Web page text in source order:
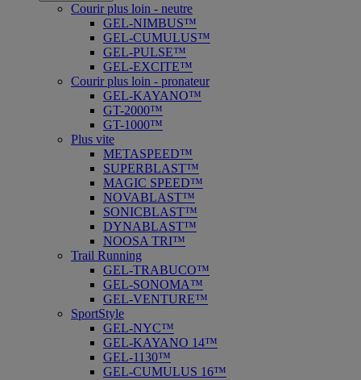
Courir plus loin - neutre
GEL-NIMBUS™
GEL-CUMULUS™
GEL-PULSE™
GEL-EXCITE™
Courir plus loin - pronateur
GEL-KAYANO™
GT-2000™
GT-1000™
Plus vite
METASPEED™
SUPERBLAST™
MAGIC SPEED™
NOVABLAST™
SONICBLAST™
DYNABLAST™
NOOSA TRI™
Trail Running
GEL-TRABUCO™
GEL-SONOMA™
GEL-VENTURE™
SportStyle
GEL-NYC™
GEL-KAYANO 14™
GEL-1130™
GEL-CUMULUS 16™